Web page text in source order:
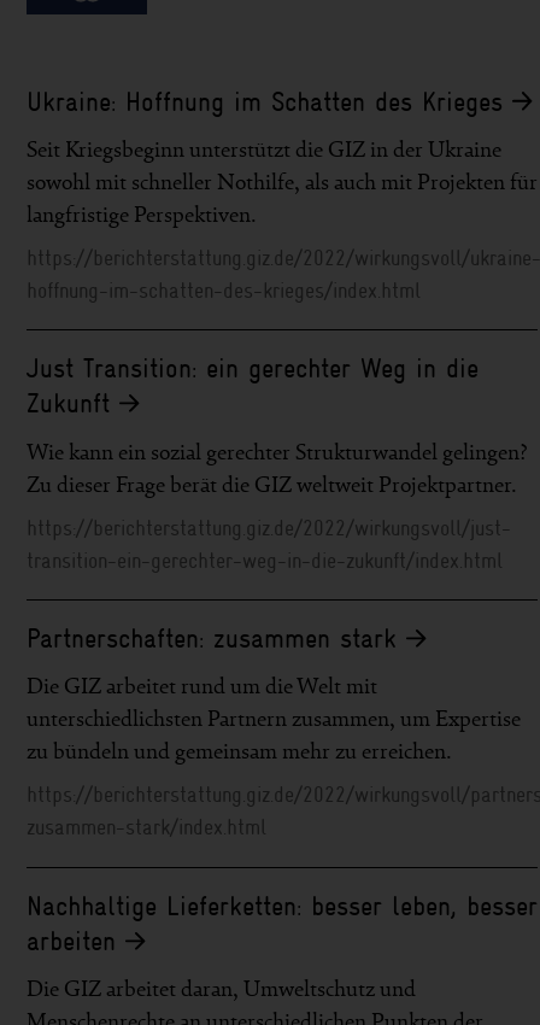
Ukraine: Hoffnung im Schatten des Krieges
Seit Kriegsbeginn unterstützt die GIZ in der Ukraine
sowohl mit schneller Nothilfe, als auch mit Projekten für
langfristige Perspektiven.
https://berichterstattung.giz.de/2022/wirkungsvoll/ukraine-
hoffnung-im-schatten-des-krieges/index.html
Just Transition: ein gerechter Weg in die
Zukunft
Wie kann ein sozial gerechter Strukturwandel gelingen?
Zu dieser Frage berät die GIZ weltweit Projektpartner.
https://berichterstattung.giz.de/2022/wirkungsvoll/just-
transition-ein-gerechter-weg-in-die-zukunft/index.html
Partnerschaften: zusammen stark
Die GIZ arbeitet rund um die Welt mit
unterschiedlichsten Partnern zusammen, um Expertise
zu bündeln und gemeinsam mehr zu erreichen.
https://berichterstattung.giz.de/2022/wirkungsvoll/
zusammen-stark/index.html
Nachhaltige Lieferketten: besser leben, besser
arbeiten
Die GIZ arbeitet daran, Umweltschutz und